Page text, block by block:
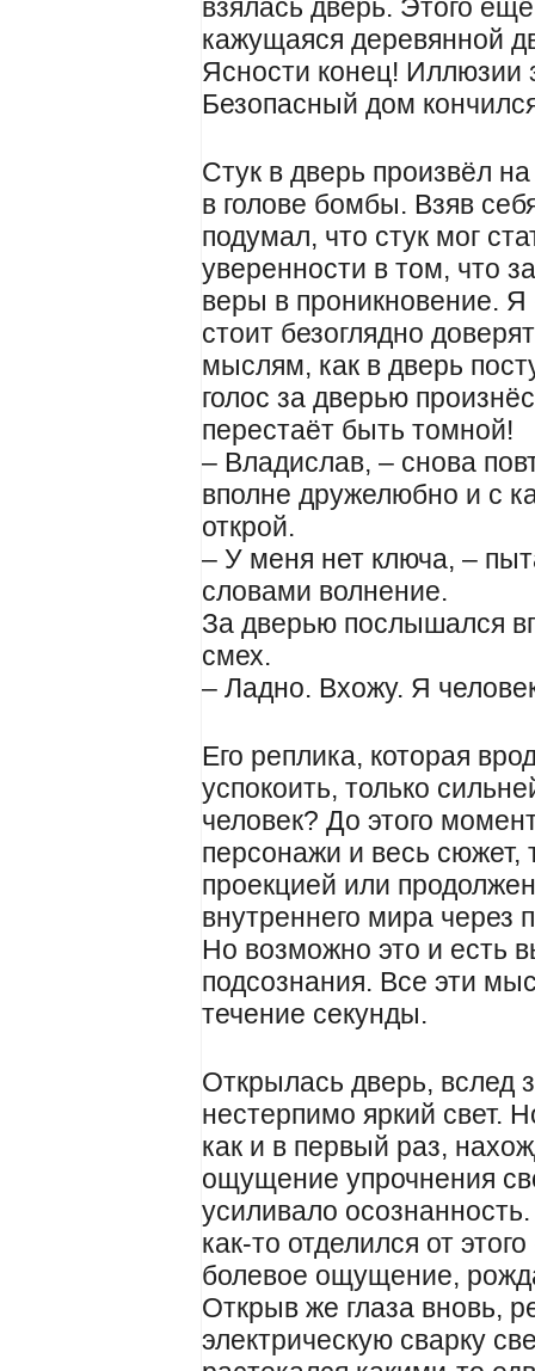
взялась дверь. Этого
кажущаяся деревянной
Ясности конец!
Безопасный дом
Стук в дверь произвёл
в голове бомбы. Взяв
подумал, что стук мог
уверенности в том, что
веры в проникновение.
стоит безоглядно
мыслям, как в дверь
голос за дверью
перестаёт быть томной!
– Владислав, – снова
вполне дружелюбно и с
открой.
– У меня нет ключа, –
словами волнение.
За дверью послышался
смех.
– Ладно. Вхожу. Я
Его реплика, которая
успокоить, только
человек? До этого
персонажи и весь сюжет,
проекцией или
внутреннего мира через
Но возможно это и есть
подсознания. Все эти
течение секунды.
Открылась дверь, вслед
нестерпимо яркий свет.
как и в первый раз,
ощущение упрочнения
усиливало
как-то отделился от
болевое ощущение,
Открыв же глаза вновь,
электрическую сварку